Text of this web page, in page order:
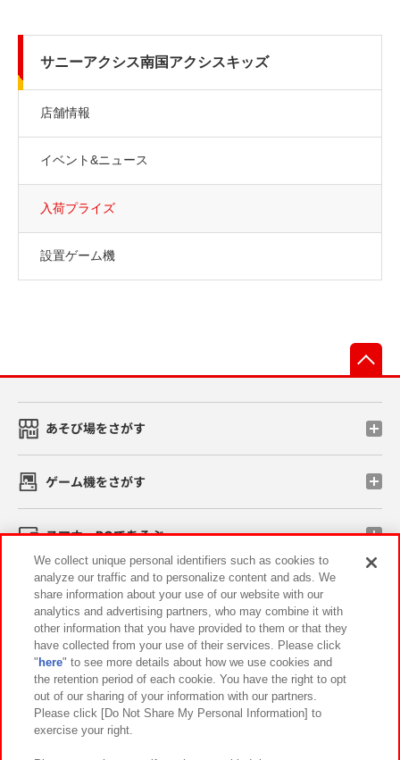
サニーアクシス南国アクシスキッズ
店舗情報
イベント&ニュース
入荷プライズ
設置ゲーム機
あそび場をさがす
ゲーム機をさがす
スマホ・PCであそぶ
イベント・キャンペーン
関連会社 サステナビリティ サイトポリシー
プライバシーポリシー ウェブアクセシビリティ方針と検証結果
お取引先さまとともに
We collect unique personal identifiers such as cookies to
analyze our traffic and to personalize content and ads. We
share information about your use of our website with our
analytics and advertising partners, who may combine it with
other information that you have provided to them or that they
have collected from your use of their services. Please click
" here" to see more details about how we use cookies and
the retention period of each cookie. You have the right to opt
out of our sharing of your information with our partners.
Please click [Do Not Share My Personal Information] to
exercise your right.